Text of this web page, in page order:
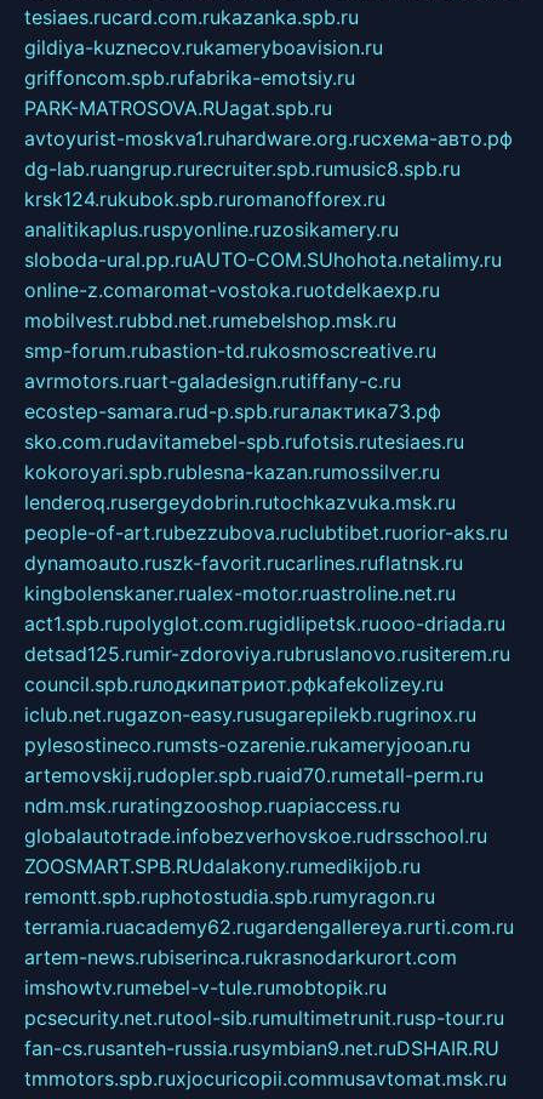
tesiaes.rucard.com.rukazanka.spb.ru
gildiya-kuznecov.rukameryboavision.ru
griffoncom.spb.rufabrika-emotsiy.ru
PARK-MATROSOVA.RUagat.spb.ru
avtoyurist-moskva1.ruhardware.org.ruсхема-авто.рф
dg-lab.ruangrup.rurecruiter.spb.rumusic8.spb.ru
krsk124.rukubok.spb.ruromanofforex.ru
analitikaplus.ruspyonline.ruzosikamery.ru
sloboda-ural.pp.ruAUTO-COM.SUhohota.netalimy.ru
online-z.comaromat-vostoka.ruotdelkaexp.ru
mobilvest.rubbd.net.rumebelshop.msk.ru
smp-forum.rubastion-td.rukosmoscreative.ru
avrmotors.ruart-galadesign.rutiffany-c.ru
ecostep-samara.rud-p.spb.ruгалактика73.рф
sko.com.rudavitamebel-spb.rufotsis.rutesiaes.ru
kokoroyari.spb.rublesna-kazan.rumossilver.ru
lenderoq.rusergeydobrin.rutochkazvuka.msk.ru
people-of-art.rubezzubova.ruclubtibet.ruorior-aks.ru
dynamoauto.ruszk-favorit.rucarlines.ruflatnsk.ru
kingbolenskaner.rualex-motor.ruastroline.net.ru
act1.spb.rupolyglot.com.rugidlipetsk.ruooo-driada.ru
detsad125.rumir-zdoroviya.rubruslanovo.rusiterem.ru
council.spb.ruлодкипатриот.рфkafekolizey.ru
iclub.net.rugazon-easy.rusugarepilekb.rugrinox.ru
pylesostineco.rumsts-ozarenie.rukameryjooan.ru
artemovskij.rudopler.spb.ruaid70.rumetall-perm.ru
ndm.msk.ruratingzooshop.ruapiaccess.ru
globalautotrade.infobezverhovskoe.rudrsschool.ru
ZOOSMART.SPB.RUdalakony.rumedikijob.ru
remontt.spb.ruphotostudia.spb.rumyragon.ru
terramia.ruacademy62.rugardengallereya.rurti.com.ru
artem-news.rubiserinca.rukrasnodarkurort.com
imshowtv.rumebel-v-tule.rumobtopik.ru
pcsecurity.net.rutool-sib.rumultimetrunit.rusp-tour.ru
fan-cs.rusanteh-russia.rusymbian9.net.ruDSHAIR.RU
tmmotors.spb.ruxjocuricopii.commusavtomat.msk.ru